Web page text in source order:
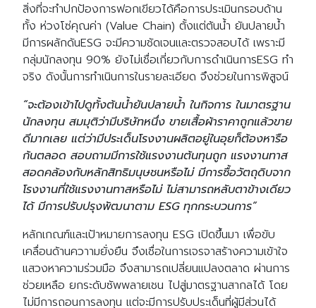
สิ่งที่จะทำปกป้องการฟอกเขียวได้คือการประเมินกรอบด้าน
ทั้ง ห่วงโซ่คุณค่า (Value Chain) ตั้งแต่ต้นน้ำ ยันปลายน้ำ
มีการผลักดันESG จะมีความชัดเจนและตรวจสอบได้ เพราะมี
กลุ่มนักลงทุน 90% ยังไม่เชื่อเกี่ยวกับการดำเนินการESG ทำ
จริง ดังนั้นการทำเนินการในรายละเอียด จึงช่วยในการพิสูจน์
“จะต้องเข้าไปดูทั้งต้นน้ำยันปลายน้ำ ในกิจการ ในมาตรฐาน
นักลงทุน สมมุติว่ามีบริษัทหนึ่ง ขายเสื้อผ้าราคาถูกแล้วขาย
ดีมากเลย แต่ว่ามีประเด็นโรงงานผลิตอยู่ในอุยก็ต้องหารือ
ก้นตลอด สอบถามมีการใช้แรงงานต้นทุนถูก แรงงานทาส
สอดคล้องกับหลักสิทธิมนุษชนหรือไม่ มีการซื้อวัตถุดิบจาก
โรงงานที่ใช้แรงงานทาสหรือไม่ ไม่สามารถหลับตาข้างเดียว
ได้ มีการปรับปรุงพัฒนาตาม ESG ทุกกระบวนการ”
หลักเกณฑ์และเป้าหมายการลงทุน ESG เปิดขึ้นมา เพื่อขับ
เคลื่อนด้านควาามยั่งยืน จึงเชื่อในการเจรจาสร้างความเข้าใจ
แสวงหาความร่วมมือ จึงสามารถเปลี่ยนแปลงตลาด ผ่านการ
ช่วยเหลือ ยกระดับซัพพลายเชน ไปสู่มาตรฐานสากลได้ โดย
ไม่มีการถอนการลงทุน แต่จะมีการปรับประเด็นที่ผู้มีส่วนได้